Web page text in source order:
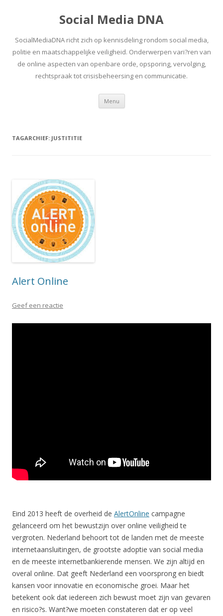
Social Media DNA
SocialMediaDNA richt zich op kennisdeling rondom social media,
politie en maatschappelijke veiligheid. Onderwerpen vari?ren van
de online aspecten van openbare orde, opsporing, vervolging,
rechtspraak tot crisisbeheersing en communicatie.
Menu Spring
inhoud
TAGARCHIEF: JUSTITITIE
Alert Online
Geef een reactie
Eind 2013 heeft de overheid de AlertOnline campagne
gelanceerd om het bewustzijn over online veiligheid te
vergroten. Nederland behoort tot de landen met de meeste
internetaansluitingen, de grootste adoptie van social media
en de meeste internetbankierende mensen. We zijn altijd en
overal online. Dat geeft Nederland een voorsprong en biedt
kansen voor innovatie en economische groei. Maar het
betekent ook dat iedereen zich bewust moet zijn van gevaren
en risico?s. Want?we moeten constateren dat er op veel